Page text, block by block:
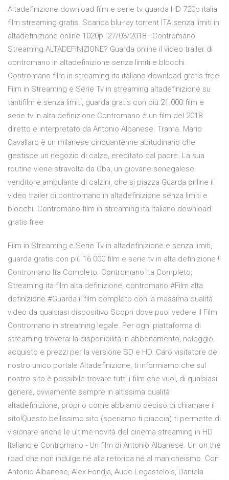
Altadefinizione download film e serie tv guarda HD 720p italia
film streaming gratis. Scarica blu-ray torrent ITA senza limiti in
altadefinizione online 1020p. 27/03/2018 · Contromano
Streaming ALTADEFINIZIONE? Guarda online il video trailer di
contromano in altadefinizione senza limiti e blocchi.
Contromano film in streaming ita italiano download gratis free
Film in Streaming e Serie Tv in streaming altadefinizione su
tantifilm e senza limiti, guarda gratis con più 21.000 film e
serie tv in alta definizione Contromano è un film del 2018
diretto e interpretato da Antonio Albanese. Trama. Mario
Cavallaro è un milanese cinquantenne abitudinario che
gestisce un negozio di calze, ereditato dal padre. La sua
routine viene stravolta da Oba, un giovane senegalese
venditore ambulante di calzini, che si piazza Guarda online il
video trailer di contromano in altadefinizione senza limiti e
blocchi. Contromano film in streaming ita italiano download
gratis free
Film in Streaming e Serie Tv in altadefinizione e senza limiti,
guarda gratis con più 16.000 film e serie tv in alta definizione !!
Contromano Ita Completo. Contromano Ita Completo,
Streaming ita film alta definizione, contromano #Film alta
definizione #Guarda il film completo con la massima qualità
video da qualsiasi dispositivo Scopri dove puoi vedere il Film
Contromano in streaming legale. Per ogni piattaforma di
streaming troverai la disponibilità in abbonamento, noleggio,
acquisto e prezzi per la versione SD e HD. Caro visitatore del
nostro unico portale Altadefinizione, ti informiamo che sul
nostro sito è possibile trovare tutti i film che vuoi, di qualsiasi
genere, ovviamente sempre in altissima qualità
altadefinizione, proprio come abbiamo deciso di chiamare il
sito!Questo bellissimo sito (speriamo ti piaccia) ti permette di
visionare anche le ultime novità del cinema streaming in HD
Italiano e Contromano - Un film di Antonio Albanese. Un on the
road che non indulge né alla retorica né al manicheismo. Con
Antonio Albanese, Alex Fondja, Aude Legastelois, Daniela